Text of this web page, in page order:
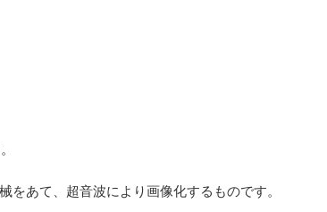
あて、超音波により画像化するものです。